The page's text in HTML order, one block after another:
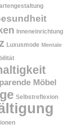
Inneneinrichtung
Luxusmode Mentale
Möbel
Selbstreflexion